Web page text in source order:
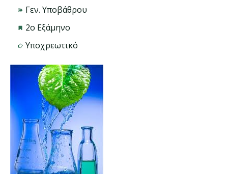
Γεν. Υποβάθρου
2ο Εξάμηνο
Υποχρεωτικό